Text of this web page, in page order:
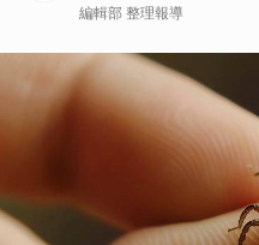
編輯部 整理報導